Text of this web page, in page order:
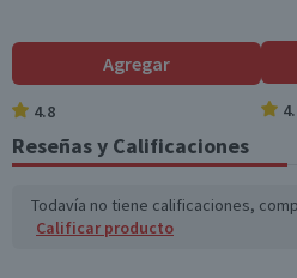
Agregar
4.8
Reseñas y Calificaciones
Todavía no tiene calificaciones,
Calificar producto